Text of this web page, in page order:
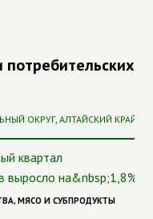
ОКРУГ, АЛТАЙСКИЙ КРАЙ
, МЯСО И СУБПРОДУКТЫ